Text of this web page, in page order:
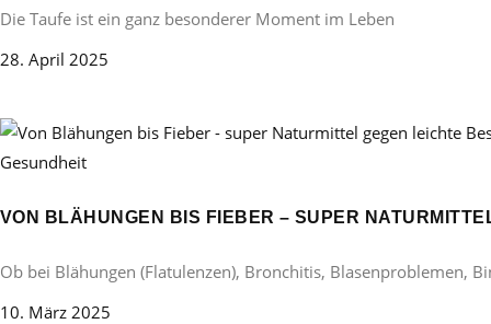
Die Taufe ist ein ganz besonderer Moment im Leben
28. April 2025
Gesundheit
VON BLÄHUNGEN BIS FIEBER – SUPER
Ob bei Blähungen (Flatulenzen), Bronchitis, Blasenproblemen,
10. März 2025